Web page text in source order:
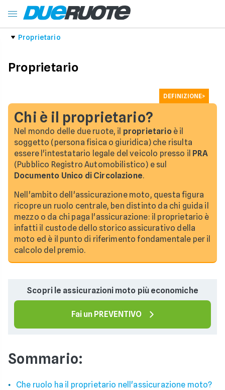
Proprietario
Proprietario
Chi è il proprietario?
Nel mondo delle due ruote, il proprietarioè il
soggetto (persona fisica o giuridica) che risulta
essere l'intestatario legale del veicolo presso il PRA
(Pubblico Registro Automobilistico) e sul
Documento Unico di Circolazione.
Nell'ambito dell'assicurazione moto, questa figura
ricopre un ruolo centrale, ben distinto da chi guida il
mezzo o da chi paga l'assicurazione: il proprietario è
infatti il custode dello storico assicurativo della
moto ed è il punto di riferimento fondamentale per il
calcolo del premio.
DEFINIZIONE>
Scopri le assicurazioni moto più economiche
Fai un PREVENTIVO
Sommario:
Che ruolo ha il proprietario nell'assicurazione moto?